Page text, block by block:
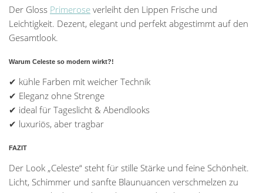
Der Gloss Primerose verleiht den Lippen Frische und
Leichtigkeit. Dezent, elegant und perfekt abgestimmt auf den
Gesamtlook.
Warum Celeste so modern wirkt?!
✔ kühle Farben mit weicher Technik
✔ Eleganz ohne Strenge
✔ ideal für Tageslicht & Abendlooks
✔ luxuriös, aber tragbar
FAZIT
Der Look „Celeste“ steht für stille Stärke und feine Schönheit.
Licht, Schimmer und sanfte Blaunuancen verschmelzen zu